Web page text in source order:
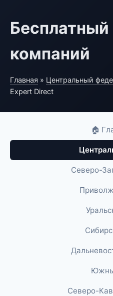
Бесплатный
компаний
Главная » Центральный
Expert Direct
🏠
Северо-
Северо-